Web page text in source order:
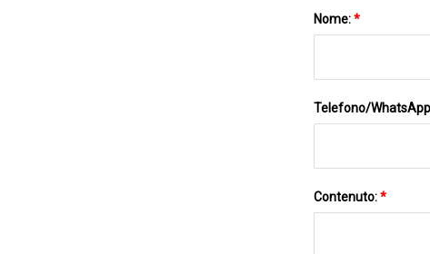
Nome:*
Telefono/
Contenuto:*